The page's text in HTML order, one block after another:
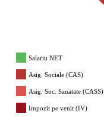
Salariu NET
Asig. Sociale (CAS)
Asig. Soc. Sanatate (CASS)
Impozit pe venit (IV)